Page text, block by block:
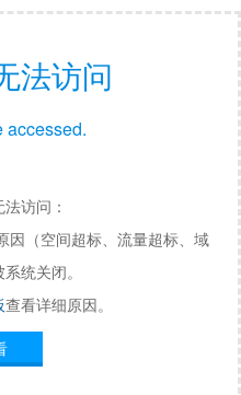
法访问
accessed.
访问：
因（空间超标、流量超标、域
统关闭。
查看详细原因。